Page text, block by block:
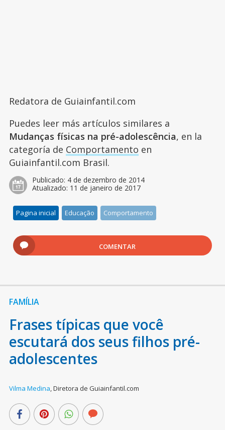
Redatora de Guiainfantil.com
Puedes leer más artículos similares a
Mudanças físicas na pré-adolescência, en la
categoría de Comportamento en
Guiainfantil.com Brasil.
Publicado: 4 de dezembro de 2014
Atualizado: 11 de janeiro de 2017
Pagina inicial Educação Comportamento
COMENTAR
FAMÍLIA
Frases típicas que você
escutará dos seus filhos pré-
adolescentes
Vilma Medina,Diretora de Guiainfantil.com